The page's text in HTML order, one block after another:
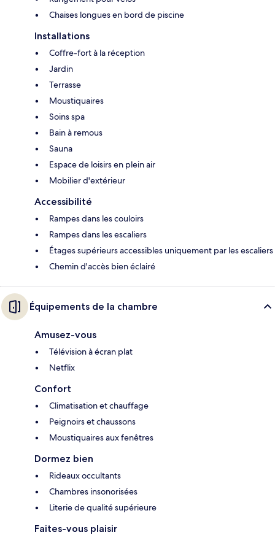
Chaises longues en bord de piscine
Installations
Coffre-fort à la réception
Jardin
Terrasse
Moustiquaires
Soins spa
Bain à remous
Sauna
Espace de loisirs en plein air
Mobilier d'extérieur
Accessibilité
Rampes dans les couloirs
Rampes dans les escaliers
Étages supérieurs accessibles uniquement par les escaliers
Chemin d'accès bien éclairé
Équipements de la chambre
Amusez-vous
Télévision à écran plat
Netflix
Confort
Climatisation et chauffage
Peignoirs et chaussons
Moustiquaires aux fenêtres
Dormez bien
Rideaux occultants
Chambres insonorisées
Literie de qualité supérieure
Faites-vous plaisir